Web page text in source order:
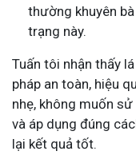
thường khuyên
trạng này.
Tuấn tôi nhận thấy
pháp an toàn, hiệu
nhẹ, không muốn
và áp dụng đúng
lại kết quả tốt.